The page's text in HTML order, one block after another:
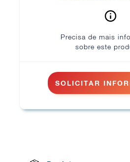
Precisa de mais
sobre este
SOLICITAR